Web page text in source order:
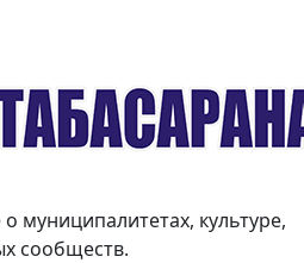
муниципалитетах, культуре,
сообществ.